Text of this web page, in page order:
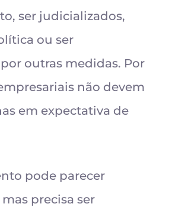
ser judicializados,
ou ser
outras medidas. Por
não devem
em expectativa de
pode parecer
precisa ser